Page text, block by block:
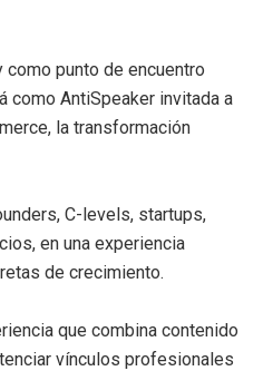
como punto de encuentro
como AntiSpeaker invitada a
la transformación
C-levels, startups,
en una experiencia
de crecimiento.
que combina contenido
vínculos profesionales